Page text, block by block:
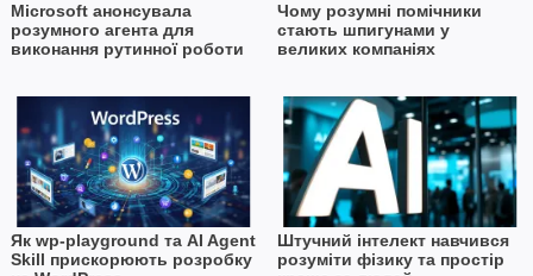
Microsoft анонсувала
розумного агента для
виконання рутинної роботи
Чому розумні помічники
стають шпигунами у
великих компаніях
Як wp-playground та AI Agent
Skill прискорюють розробку
Штучний інтелект навчився
розуміти фізику та простір